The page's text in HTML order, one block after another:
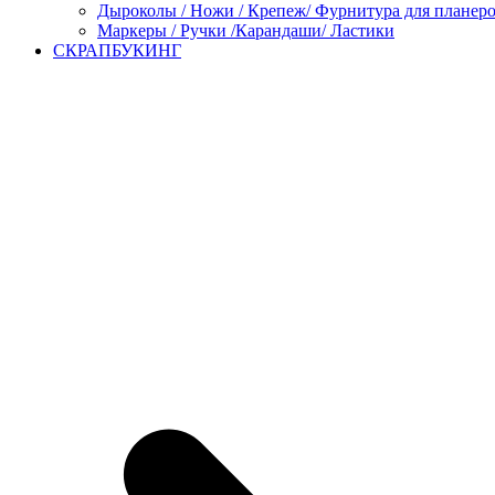
Дыроколы / Ножи / Крепеж/ Фурнитура для
Маркеры / Ручки /Карандаши/ Ластики
СКРАПБУКИНГ